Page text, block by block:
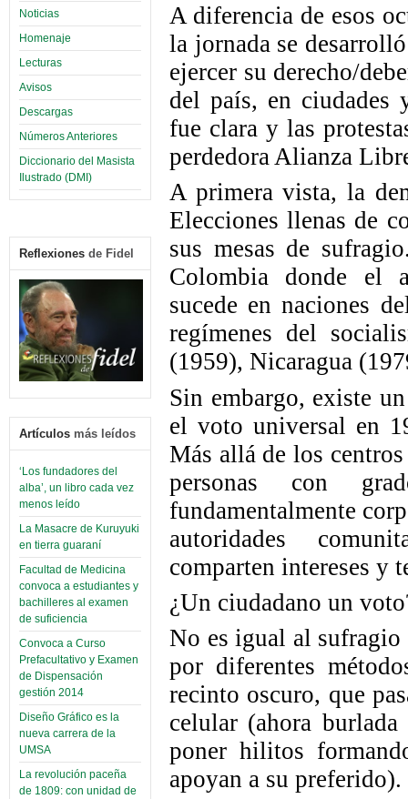
Noticias
Homenaje
Lecturas
Avisos
Descargas
Números Anteriores
Diccionario del Masista
Ilustrado (DMI)
Reflexiones de Fidel
Artículos más leídos
‘Los fundadores del
alba’, un libro cada vez
menos leído
La Masacre de Kuruyuki
en tierra guaraní
Facultad de Medicina
convoca a estudiantes y
bachilleres al examen
de suficiencia
Convoca a Curso
Prefacultativo y Examen
de Dispensación
gestión 2014
Diseño Gráfico es la
nueva carrera de la
UMSA
La revolución paceña
de 1809: con unidad de
A diferencia de esos
la jornada se
ejercer su derecho/
del país, en ciudades
fue clara y las
perdedora Alianza
A primera vista, la
Elecciones llenas de
sus mesas de
Colombia donde el
sucede en naciones
regímenes del
(1959), Nicaragua
Sin embargo, existe
el voto universal en
Más allá de los
personas con
fundamentalmente
autoridades
comparten intereses y
¿Un ciudadano un
No es igual al
por diferentes
recinto oscuro, que
celular (ahora
poner hilitos
apoyan a su preferido).